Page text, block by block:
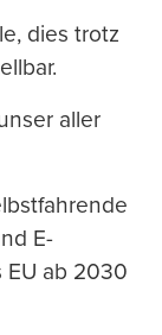
dies trotz
aller
E-
EU ab 2030